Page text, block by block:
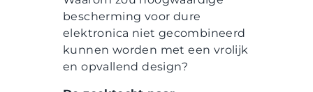
bescherming voor dure
elektronica niet gecombineerd
kunnen worden met een vrolijk
en opvallend design?